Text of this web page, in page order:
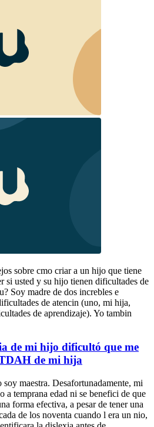
sobre cmo criar a un hijo que tiene
si usted y su hijo tienen dificultades de
Soy madre de dos increbles e
de atencin (uno, mi hija,
de aprendizaje). Yo tambin
de mi hijo dificultó que me
de mi hija
maestra. Desafortunadamente, mi
a temprana edad ni se benefici de que
forma efectiva, a pesar de tener una
de los noventa cuando l era un nio,